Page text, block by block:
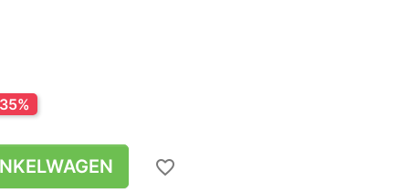
favorite_border